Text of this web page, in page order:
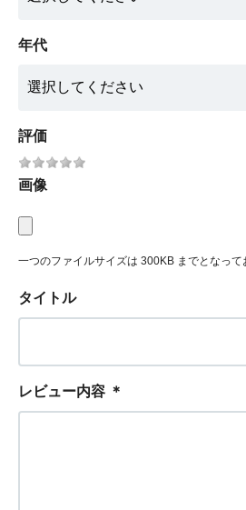
年代
評価
画像
一つのファイルサイズは 300KB までとなって
タイトル
レビュー内容 ＊